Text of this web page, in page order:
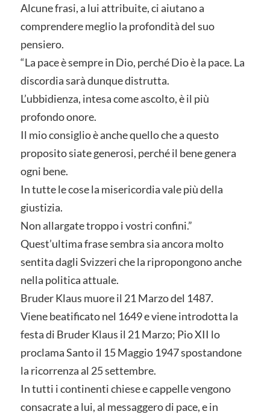
Alcune frasi, a lui attribuite, ci aiutano a
comprendere meglio la profondità del suo
pensiero.
“La pace è sempre in Dio, perché Dio è la pace. La
discordia sarà dunque distrutta.
L’ubbidienza, intesa come ascolto, è il più
profondo onore.
Il mio consiglio è anche quello che a questo
proposito siate generosi, perché il bene genera
ogni bene.
In tutte le cose la misericordia vale più della
giustizia.
Non allargate troppo i vostri confini.”
Quest’ultima frase sembra sia ancora molto
sentita dagli Svizzeri che la ripropongono anche
nella politica attuale.
Bruder Klaus muore il 21 Marzo del 1487.
Viene beatificato nel 1649 e viene introdotta la
festa di Bruder Klaus il 21 Marzo; Pio XII lo
proclama Santo il 15 Maggio 1947 spostandone
la ricorrenza al 25 settembre.
In tutti i continenti chiese e cappelle vengono
consacrate a lui, al messaggero di pace, e in